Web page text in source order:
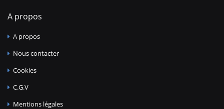
A propos
A propos
Nous contacter
Cookies
C.G.V
Mentions légales